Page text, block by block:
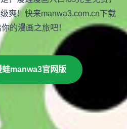
爽！快来manwa3.com.cn下载
的漫画之旅吧！
蛙manwa3官网版